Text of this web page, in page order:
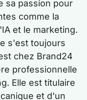
sa passion pour
comme la
et le marketing.
s'est toujours
chez Brand24
professionnelle
Elle est titulaire
et d'un